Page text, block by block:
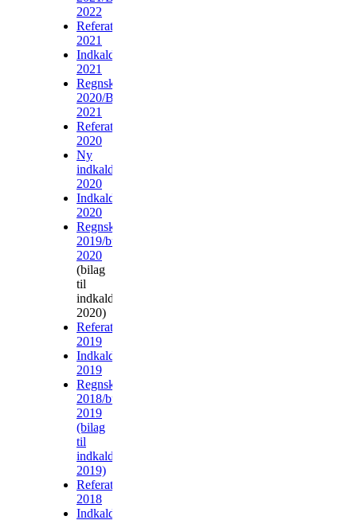
2022
Referat
2021
Indkaldelse
2021
Regnskab
2020/Budget
2021
Referat
2020
Ny
indkaldelse
2020
Indkaldelse
2020
Regnskab
2019/budget
2020
(bilag
til
indkaldelsen
2020)
Referat
2019
Indkaldelse
2019
Regnskab
2018/budget
2019
(bilag
til
indkaldelsen
2019)
Referat
2018
Indkaldelse